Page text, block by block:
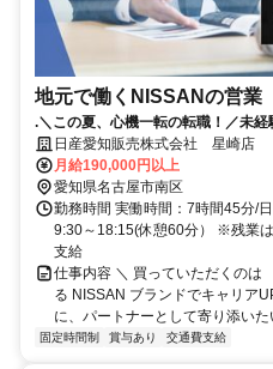
地元で働くNISSANの営業
.＼この夏、心機一転の転職！／未
る安心な会社！年間休日115日！
日産愛知販売株式会社 星崎店
月給190,000円以上
愛知県名古屋市南区
勤務時間 実働時間：7時間45分/
9:30～18:15(休憩60分） ※残業
支給
仕事内容 ＼ 買っていただくのは
る NISSAN ブランドでキャリア
に、パートナーとして寄り添い
固定時間制 賞与あり 交通費支給